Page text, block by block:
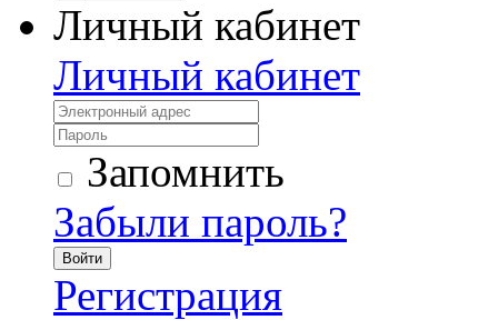
Личный кабинет
Личный кабинет
Запомнить
Забыли пароль?
Войти
Регистрация